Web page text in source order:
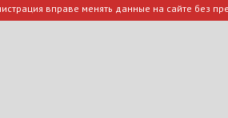
вправе менять данные на сайте без